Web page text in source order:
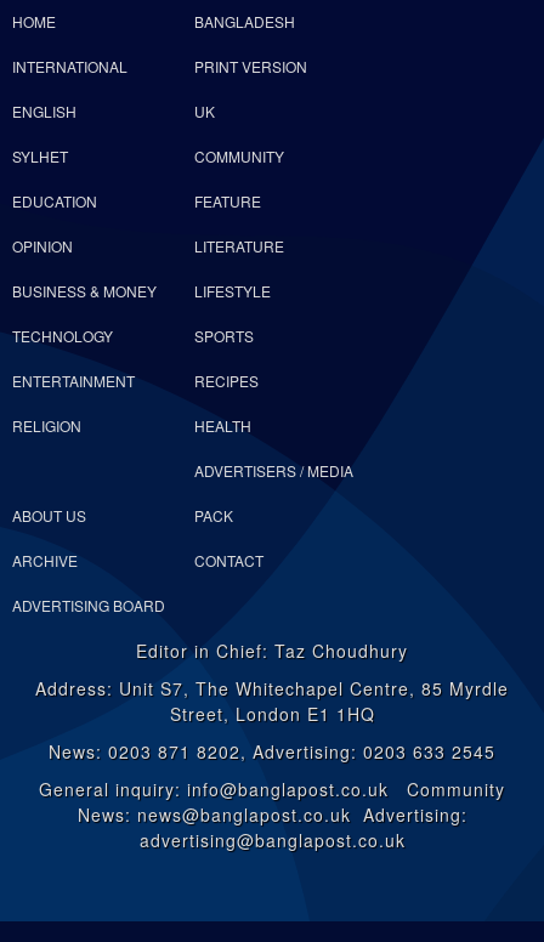
HOME BANGLADESH
INTERNATIONAL PRINT VERSION
ENGLISH UK
SYLHET COMMUNITY
EDUCATION FEATURE
OPINION LITERATURE
BUSINESS & MONEY LIFESTYLE
TECHNOLOGY SPORTS
ENTERTAINMENT RECIPES
RELIGION HEALTH
ABOUT US
ADVERTISERS / MEDIA
PACK
ARCHIVE CONTACT
ADVERTISING BOARD
Editor in Chief: Taz Choudhury
Address: Unit S7, The Whitechapel Centre, 85 Myrdle
Street, London E1 1HQ
News: 0203 871 8202, Advertising: 0203 633 2545
General inquiry: info@banglapost.co.uk Community
News: news@banglapost.co.uk Advertising:
advertising@banglapost.co.uk